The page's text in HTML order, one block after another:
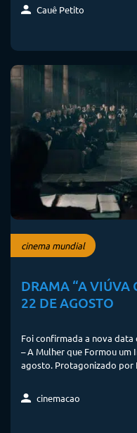
Cauê Petito
cinema mundial
DRAMA “A VIÚVA
22 DE AGOSTO
Foi confirmada a nova
– A Mulher que Formou um
agosto. Protagonizado por
cinemacao